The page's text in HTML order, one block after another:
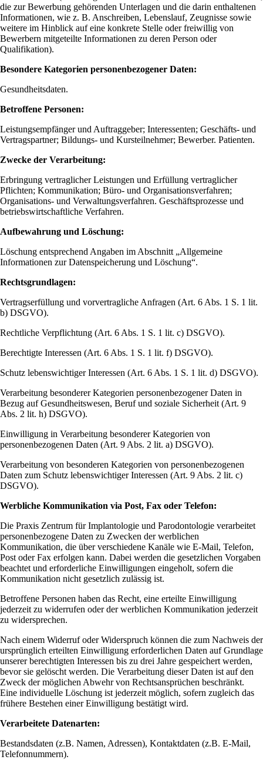
die zur Bewerbung gehörenden Unterlagen und die darin enthaltenen
Informationen, wie z. B. Anschreiben, Lebenslauf, Zeugnisse sowie
weitere im Hinblick auf eine konkrete Stelle oder freiwillig von
Bewerbern mitgeteilte Informationen zu deren Person oder
Qualifikation).
Besondere Kategorien personenbezogener Daten:
Gesundheitsdaten.
Betroffene Personen:
Leistungsempfänger und Auftraggeber; Interessenten; Geschäfts- und
Vertragspartner; Bildungs- und Kursteilnehmer; Bewerber. Patienten.
Zwecke der Verarbeitung:
Erbringung vertraglicher Leistungen und Erfüllung vertraglicher
Pflichten; Kommunikation; Büro- und Organisationsverfahren;
Organisations- und Verwaltungsverfahren. Geschäftsprozesse und
betriebswirtschaftliche Verfahren.
Aufbewahrung und Löschung:
Löschung entsprechend Angaben im Abschnitt „Allgemeine
Informationen zur Datenspeicherung und Löschung“.
Rechtsgrundlagen:
Vertragserfüllung und vorvertragliche Anfragen (Art. 6 Abs. 1 S. 1 lit.
b) DSGVO).
Rechtliche Verpflichtung (Art. 6 Abs. 1 S. 1 lit. c) DSGVO).
Berechtigte Interessen (Art. 6 Abs. 1 S. 1 lit. f) DSGVO).
Schutz lebenswichtiger Interessen (Art. 6 Abs. 1 S. 1 lit. d) DSGVO).
Verarbeitung besonderer Kategorien personenbezogener Daten in
Bezug auf Gesundheitswesen, Beruf und soziale Sicherheit (Art. 9
Abs. 2 lit. h) DSGVO).
Einwilligung in Verarbeitung besonderer Kategorien von
personenbezogenen Daten (Art. 9 Abs. 2 lit. a) DSGVO).
Verarbeitung von besonderen Kategorien von personenbezogenen
Daten zum Schutz lebenswichtiger Interessen (Art. 9 Abs. 2 lit. c)
DSGVO).
Werbliche Kommunikation via Post, Fax oder Telefon:
Die Praxis Zentrum für Implantologie und Parodontologie verarbeitet
personenbezogene Daten zu Zwecken der werblichen
Kommunikation, die über verschiedene Kanäle wie E-Mail, Telefon,
Post oder Fax erfolgen kann. Dabei werden die gesetzlichen Vorgaben
beachtet und erforderliche Einwilligungen eingeholt, sofern die
Kommunikation nicht gesetzlich zulässig ist.
Betroffene Personen haben das Recht, eine erteilte Einwilligung
jederzeit zu widerrufen oder der werblichen Kommunikation jederzeit
zu widersprechen.
Nach einem Widerruf oder Widerspruch können die zum Nachweis der
ursprünglich erteilten Einwilligung erforderlichen Daten auf Grundlage
unserer berechtigten Interessen bis zu drei Jahre gespeichert werden,
bevor sie gelöscht werden. Die Verarbeitung dieser Daten ist auf den
Zweck der möglichen Abwehr von Rechtsansprüchen beschränkt.
Eine individuelle Löschung ist jederzeit möglich, sofern zugleich das
frühere Bestehen einer Einwilligung bestätigt wird.
Verarbeitete Datenarten:
Bestandsdaten (z.B. Namen, Adressen), Kontaktdaten (z.B. E-Mail,
Telefonnummern).